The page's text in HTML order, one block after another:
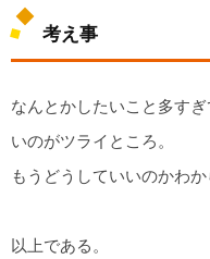
考え事
なんとかしたいこと多す
いのがツライところ。
もうどうしていいのかわか
以上である。